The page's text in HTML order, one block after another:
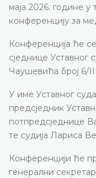
маја 2026. године
конференцију за
Конференција ће
сједнице
Чаушевића број 6/
У име Уставног
предсједник
потпредсједнице
те судија Лариса
Конференцији ће
генерални